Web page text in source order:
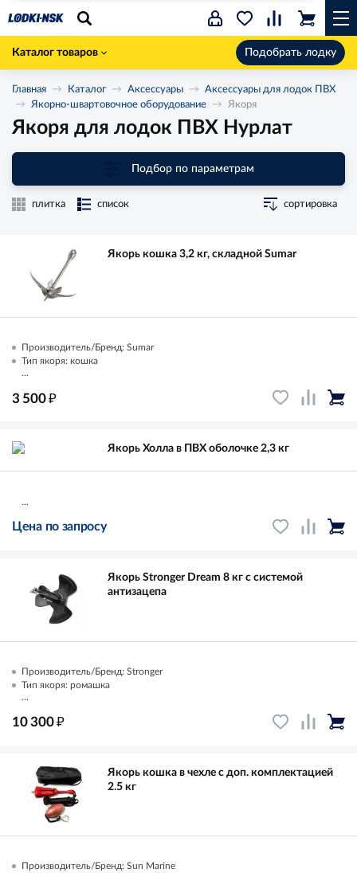
Каталог товаров Подобрать лодку
Главная Каталог Аксессуары
Аксессуары для лодок ПВХ
Якорно-швартовочное оборудование
Якоря
Якоря для лодок ПВХ Нурлат
Подбор по параметрам
плитка список сортировка
Якорь кошка 3,2 кг, складной Sumar
Производитель/Бренд: Sumar
Тип якоря: кошка
...
3 500₽
Якорь Холла в ПВХ оболочке 2,3 кг
...
Цена по запросу
Якорь Stronger Dream 8 кг с системой
антизацепа
Производитель/Бренд: Stronger
Тип якоря: ромашка
...
10 300₽
Якорь кошка в чехле с доп. комплектацией
2.5 кг
Производитель/Бренд: Sun Marine